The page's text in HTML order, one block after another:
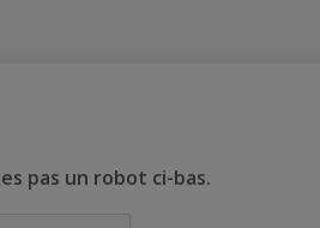
pas un robot ci-bas.